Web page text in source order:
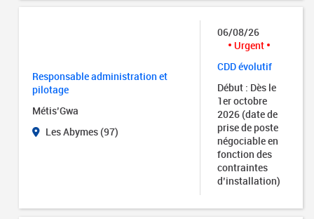
Responsable administration et
pilotage
Métis’Gwa
Les Abymes (97)
06/08/26
Urgent
CDD évolutif
Début : Dès le
1er octobre
2026 (date de
prise de poste
négociable en
fonction des
contraintes
d’installation)